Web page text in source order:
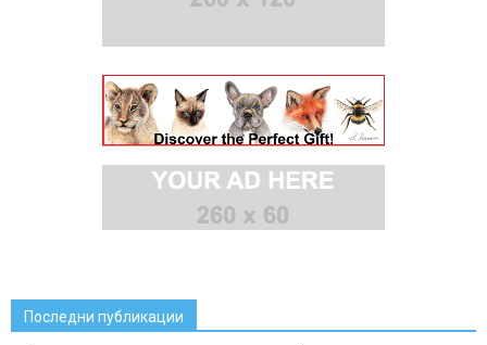
Последни публикации